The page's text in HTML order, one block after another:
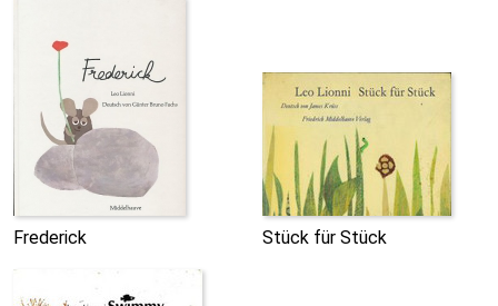
Frederick Stück für Stück